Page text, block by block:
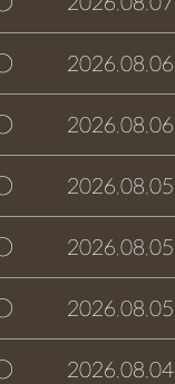
2026.08.06
2026.08.06
2026.08.05
2026.08.05
2026.08.05
2026.08.04